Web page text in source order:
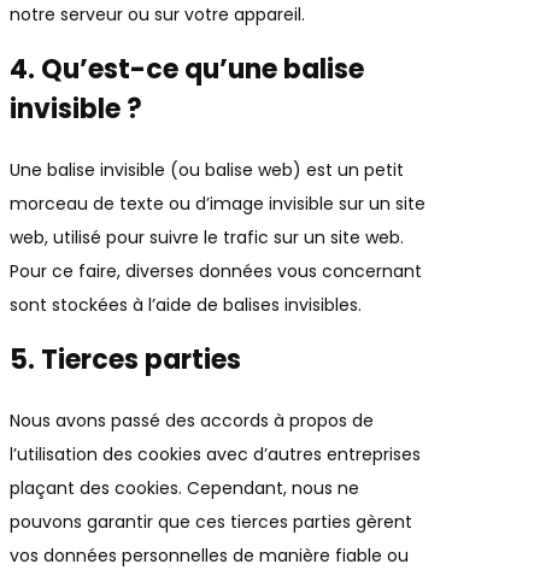
notre serveur ou sur votre appareil.
4. Qu’est-ce qu’une balise
invisible ?
Une balise invisible (ou balise web) est un petit
morceau de texte ou d’image invisible sur un site
web, utilisé pour suivre le trafic sur un site web.
Pour ce faire, diverses données vous concernant
sont stockées à l’aide de balises invisibles.
5. Tierces parties
Nous avons passé des accords à propos de
l’utilisation des cookies avec d’autres entreprises
plaçant des cookies. Cependant, nous ne
pouvons garantir que ces tierces parties gèrent
vos données personnelles de manière fiable ou